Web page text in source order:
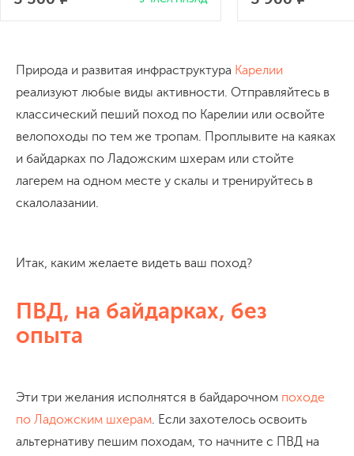
Природа и развитая инфраструктура Карелии
реализуют любые виды активности. Отправляйтесь в
классический пеший поход по Карелии или освойте
велопоходы по тем же тропам. Проплывите на каяках
и байдарках по Ладожским шхерам или стойте
лагерем на одном месте у скалы и тренируйтесь в
скалолазании.
Итак, каким желаете видеть ваш поход?
ПВД, на байдарках, без
опыта
Эти три желания исполнятся в байдарочном походе
по Ладожским шхерам. Если захотелось освоить
альтернативу пешим походам, то начните с ПВД на